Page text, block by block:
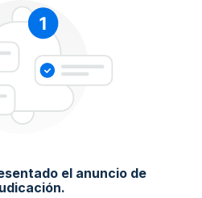
el anuncio de